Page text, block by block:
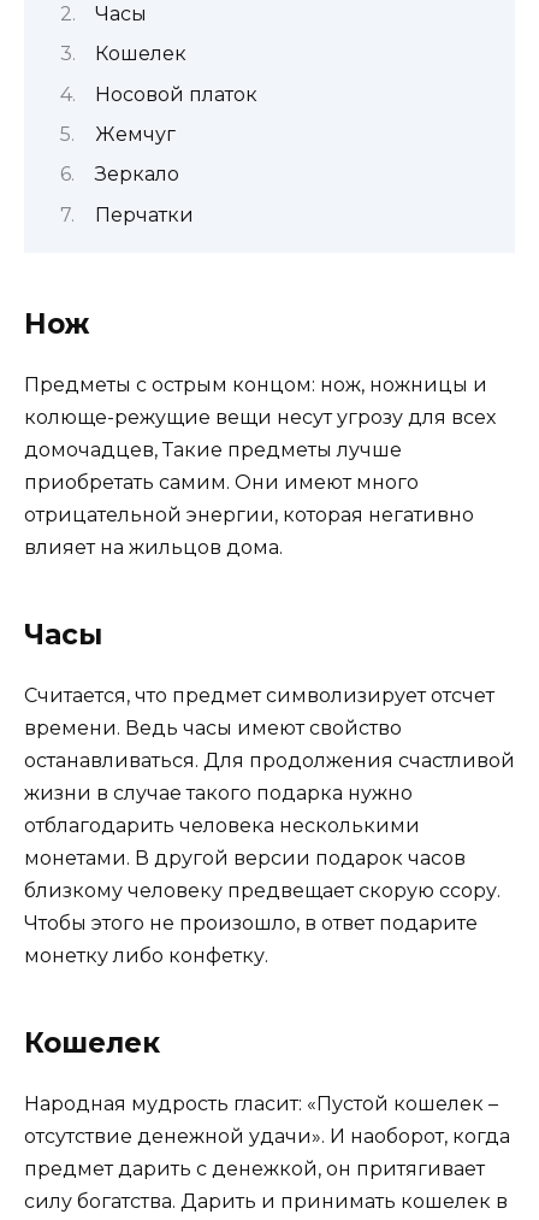
Часы
Кошелек
Носовой платок
Жемчуг
Зеркало
Перчатки
Нож
Предметы с острым концом: нож, ножницы и
колюще-режущие вещи несут угрозу для всех
домочадцев, Такие предметы лучше
приобретать самим. Они имеют много
отрицательной энергии, которая негативно
влияет на жильцов дома.
Часы
Считается, что предмет символизирует отсчет
времени. Ведь часы имеют свойство
останавливаться. Для продолжения счастливой
жизни в случае такого подарка нужно
отблагодарить человека несколькими
монетами. В другой версии подарок часов
близкому человеку предвещает скорую ссору.
Чтобы этого не произошло, в ответ подарите
монетку либо конфетку.
Кошелек
Народная мудрость гласит: «Пустой кошелек –
отсутствие денежной удачи». И наоборот, когда
предмет дарить с денежкой, он притягивает
силу богатства. Дарить и принимать кошелек в